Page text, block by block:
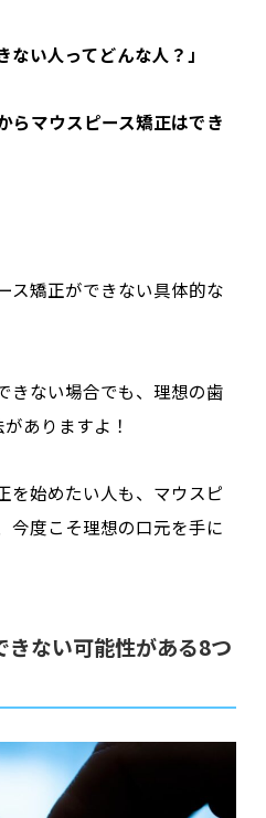
ない人ってどんな人？」
らマウスピース矯正はでき
ス矯正ができない具体的な
ない場合でも、 理想の歯
がありますよ！
を始めたい人も、マウスピ
今度こそ理想の口元を手に
きない可能性がある8つ